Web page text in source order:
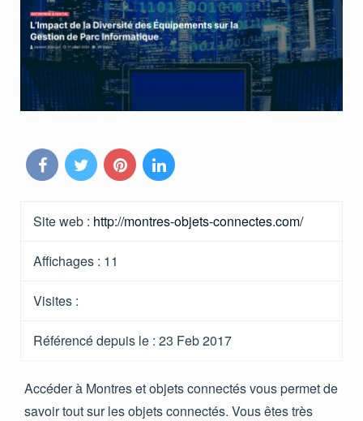
Site web : http://montres-objets-connectes.com/
Affichages : 11
Visites :
Référencé depuis le : 23 Feb 2017
Accéder à Montres et objets connectés vous permet de
savoir tout sur les objets connectés. Vous êtes très